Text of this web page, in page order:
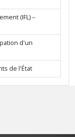
(IFL) –
d'un
de l'État